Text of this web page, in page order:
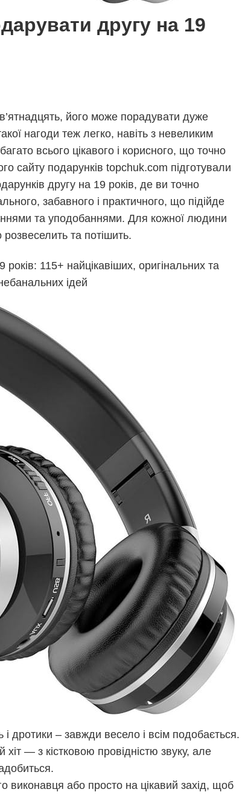
другу на 19
його може порадувати дуже
нагоди теж легко, навіть з невеликим
всього цікавого і корисного, що точно
сайту подарунків topchuk.com підготували
другу на 19 років, де ви точно
забавного і практичного, що підійде
та уподобаннями. Для кожної людини
та потішить.
115+ найцікавіших, оригінальних та
ідей
і дротики – завжди весело і всім подобається.
хіт — з кістковою провідністю звуку, але
виконавця або просто на цікавий захід, щоб